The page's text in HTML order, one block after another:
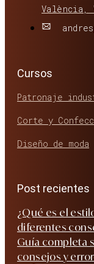
València,
Cursos
Patronaje
Corte y
Diseño de moda
Post recientes
¿Qué es el
diferentes
Guía completa
consejos y